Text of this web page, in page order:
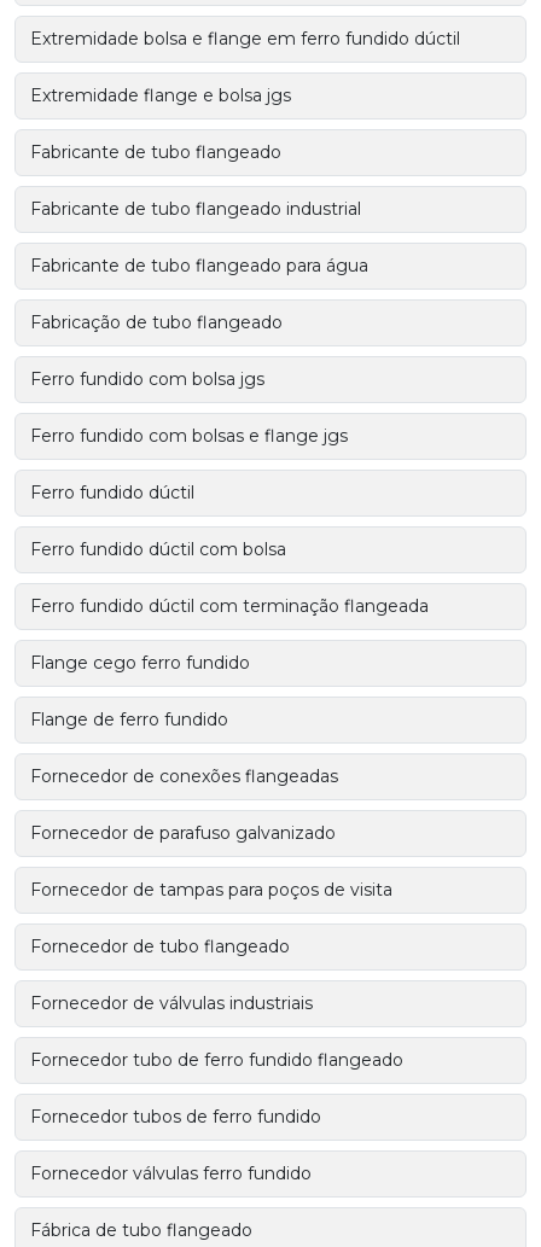
Extremidade bolsa e flange em ferro fundido dúctil
Extremidade flange e bolsa jgs
Fabricante de tubo flangeado
Fabricante de tubo flangeado industrial
Fabricante de tubo flangeado para água
Fabricação de tubo flangeado
Ferro fundido com bolsa jgs
Ferro fundido com bolsas e flange jgs
Ferro fundido dúctil
Ferro fundido dúctil com bolsa
Ferro fundido dúctil com terminação flangeada
Flange cego ferro fundido
Flange de ferro fundido
Fornecedor de conexões flangeadas
Fornecedor de parafuso galvanizado
Fornecedor de tampas para poços de visita
Fornecedor de tubo flangeado
Fornecedor de válvulas industriais
Fornecedor tubo de ferro fundido flangeado
Fornecedor tubos de ferro fundido
Fornecedor válvulas ferro fundido
Fábrica de tubo flangeado